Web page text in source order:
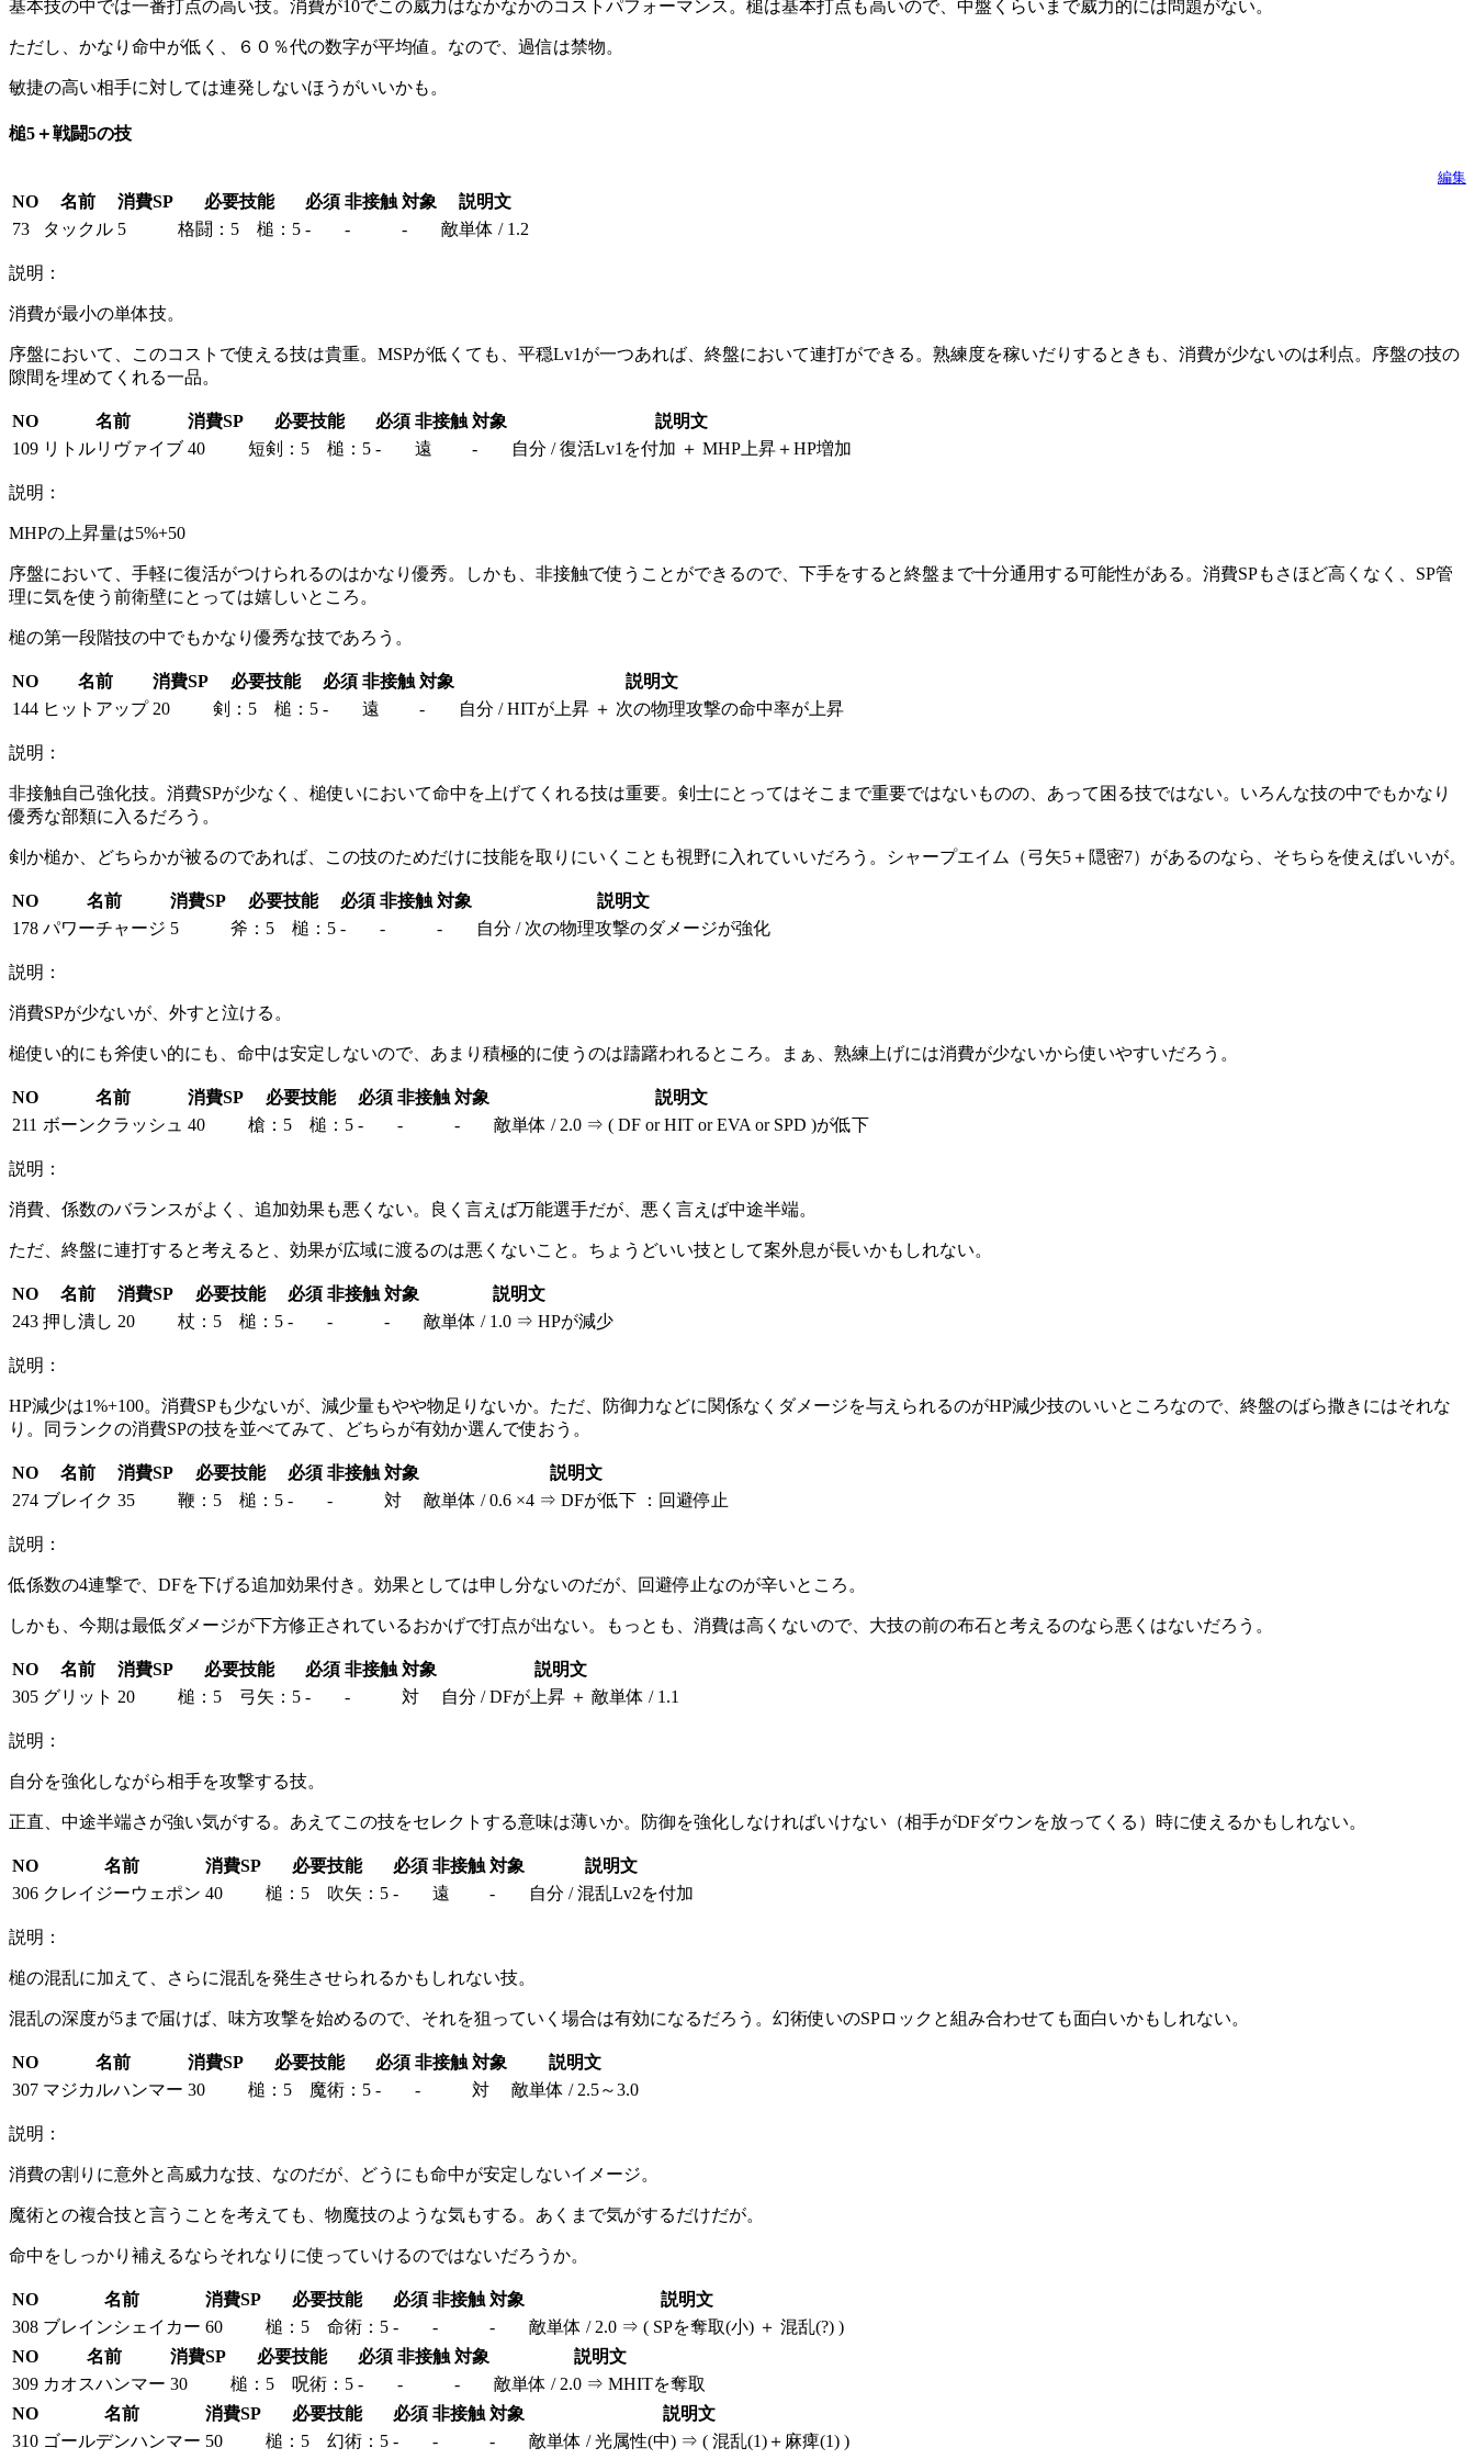
基本技の中では一番打点の高い技。消費が10でこの威力はなかなかのコストパフォーマンス。槌は基本打点も高いので、中盤くらいまで威力的には問題がない。
ただし、かなり命中が低く、６０％代の数字が平均値。なので、過信は禁物。
敏捷の高い相手に対しては連発しないほうがいいかも。
槌5＋戦闘5の技
編集
NO 名前 消費SP 必要技能 必須 非接触 対象
説明文
73
タックル 5 格闘：5 槌：5 - - - 敵単体 / 1.2
説明：
消費が最小の単体技。
序盤において、このコストで使える技は貴重。MSPが低くても、平穏Lv1が一つあれば、終盤において連打ができる。熟練度を稼いだりするときも、消費が少ないのは利点。序盤の技の
隙間を埋めてくれる一品。
NO 名前 消費SP 必要技能 必須 非接触 対象
説明文
109 リトルリヴァイブ 40 短剣：5 槌：5 - 遠 - 自分 / 復活Lv1を付加 ＋ MHP上昇＋HP増加
説明：
MHPの上昇量は5%+50
序盤において、手軽に復活がつけられるのはかなり優秀。しかも、非接触で使うことができるので、下手をすると終盤まで十分通用する可能性がある。消費SPもさほど高くなく、SP管
理に気を使う前衛壁にとっては嬉しいところ。
槌の第一段階技の中でもかなり優秀な技であろう。
NO 名前 消費SP 必要技能 必須 非接触 対象
説明文
144 ヒットアップ 20 剣：5 槌：5 - 遠 - 自分 / HITが上昇 ＋ 次の物理攻撃の命中率が上昇
説明：
非接触自己強化技。消費SPが少なく、槌使いにおいて命中を上げてくれる技は重要。剣士にとってはそこまで重要ではないものの、あって困る技ではない。いろんな技の中でもかなり
優秀な部類に入るだろう。
剣か槌か、どちらかが被るのであれば、この技のためだけに技能を取りにいくことも視野に入れていいだろう。シャープエイム（弓矢5＋隠密7）があるのなら、そちらを使えばいいが。
NO 名前 消費SP 必要技能 必須 非接触 対象
説明文
178 パワーチャージ 5 斧：5 槌：5 - - - 自分 / 次の物理攻撃のダメージが強化
説明：
消費SPが少ないが、外すと泣ける。
槌使い的にも斧使い的にも、命中は安定しないので、あまり積極的に使うのは躊躇われるところ。まぁ、熟練上げには消費が少ないから使いやすいだろう。
NO 名前 消費SP 必要技能 必須 非接触 対象
説明文
211 ボーンクラッシュ 40 槍：5 槌：5 - - - 敵単体 / 2.0 ⇒ ( DF or HIT or EVA or SPD )が低下
説明：
消費、係数のバランスがよく、追加効果も悪くない。良く言えば万能選手だが、悪く言えば中途半端。
ただ、終盤に連打すると考えると、効果が広域に渡るのは悪くないこと。ちょうどいい技として案外息が長いかもしれない。
NO 名前 消費SP 必要技能 必須 非接触 対象
説明文
243 押し潰し 20 杖：5 槌：5 - - - 敵単体 / 1.0 ⇒ HPが減少
説明：
HP減少は1%+100。消費SPも少ないが、減少量もやや物足りないか。ただ、防御力などに関係なくダメージを与えられるのがHP減少技のいいところなので、終盤のばら撒きにはそれな
り。同ランクの消費SPの技を並べてみて、どちらが有効か選んで使おう。
NO 名前 消費SP 必要技能 必須 非接触 対象
説明文
274 ブレイク 35 鞭：5 槌：5 - - 対 敵単体 / 0.6 ×4 ⇒ DFが低下 ：回避停止
説明：
低係数の4連撃で、DFを下げる追加効果付き。効果としては申し分ないのだが、回避停止なのが辛いところ。
しかも、今期は最低ダメージが下方修正されているおかげで打点が出ない。もっとも、消費は高くないので、大技の前の布石と考えるのなら悪くはないだろう。
NO 名前 消費SP 必要技能 必須 非接触 対象
説明文
305 グリット 20 槌：5 弓矢：5 - - 対 自分 / DFが上昇 ＋ 敵単体 / 1.1
説明：
自分を強化しながら相手を攻撃する技。
正直、中途半端さが強い気がする。あえてこの技をセレクトする意味は薄いか。防御を強化しなければいけない（相手がDFダウンを放ってくる）時に使えるかもしれない。
NO 名前 消費SP 必要技能 必須 非接触 対象
説明文
306 クレイジーウェポン 40 槌：5 吹矢：5 - 遠 - 自分 / 混乱Lv2を付加
説明：
槌の混乱に加えて、さらに混乱を発生させられるかもしれない技。
混乱の深度が5まで届けば、味方攻撃を始めるので、それを狙っていく場合は有効になるだろう。幻術使いのSPロックと組み合わせても面白いかもしれない。
NO 名前 消費SP 必要技能 必須 非接触 対象
説明文
307 マジカルハンマー 30 槌：5 魔術：5 - - 対 敵単体 / 2.5～3.0
説明：
消費の割りに意外と高威力な技、なのだが、どうにも命中が安定しないイメージ。
魔術との複合技と言うことを考えても、物魔技のような気もする。あくまで気がするだけだが。
命中をしっかり補えるならそれなりに使っていけるのではないだろうか。
NO 名前 消費SP 必要技能 必須 非接触 対象
説明文
308 ブレインシェイカー 60 槌：5 命術：5 - - -
敵単体 / 2.0 ⇒ ( SPを奪取(小) ＋ 混乱(?) )
NO
名前 消費SP 必要技能 必須 非接触 対象
説明文
309 カオスハンマー 30 槌：5 呪術：5 - - -
敵単体 / 2.0 ⇒ MHITを奪取
NO
名前 消費SP 必要技能 必須 非接触 対象
説明文
310 ゴールデンハンマー 50 槌：5 幻術：5 - - -
敵単体 / 光属性(中) ⇒ ( 混乱(1)＋麻痺(1) )